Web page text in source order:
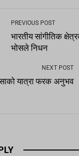
PREVIOUS POST
भारतीय सांगीतिक
भोसले निधन
NEXT POST
यात्रा फरक अनुभव